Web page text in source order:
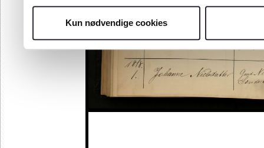
Kun nødvendige cookies